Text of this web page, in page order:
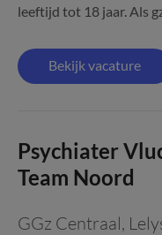
leeftijd tot 18 jaar. Als
Bekijk vacature
Psychiater
Team Noord
GGz Centraal,